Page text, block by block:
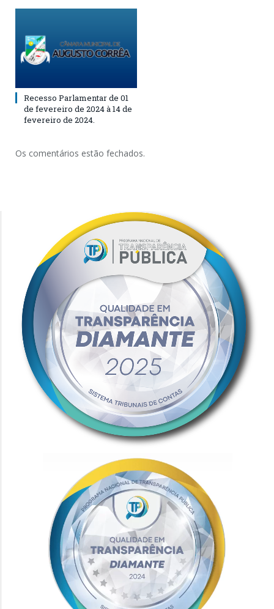
Recesso Parlamentar de 01
de fevereiro de 2024 à 14 de
fevereiro de 2024.
Os comentários estão fechados.